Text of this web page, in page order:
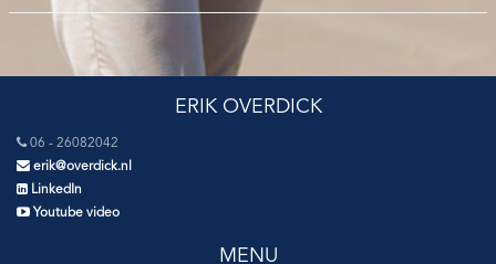
ERIK OVERDICK
06 - 26082042
erik@overdick.nl
LinkedIn
Youtube video
MENU